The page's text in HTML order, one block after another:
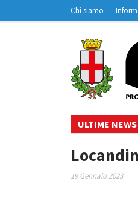
Chi siamo
Contatti
ULTIME NEWS
#EurodeskOnAir – Ciclo di webinar
19 Gennaio 2023